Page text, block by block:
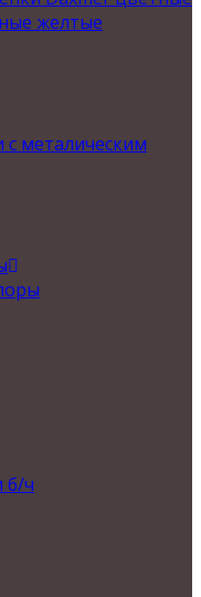
желтые
металическим
б/ч